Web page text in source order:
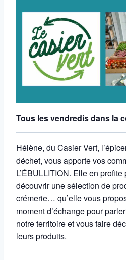
Tous les vendredis dans la
Hélène, du Casier Vert,
déchet, vous apporte vos
L’ÉBULLITION. Elle en
découvrir une sélection de
crémerie… qu’elle vous
moment d’échange pour
notre territoire et vous faire
leurs produits.